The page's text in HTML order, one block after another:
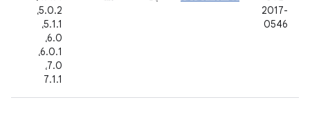
2017-
0546
5.0.2،
5.1.1،
6.0،
6.0.1،
7.0،
7.1.1